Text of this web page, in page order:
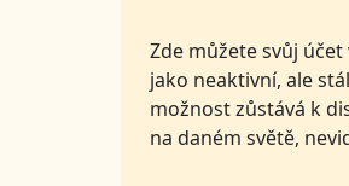
Zde můžete svůj
jako neaktivní, ale
možnost zůstává k
na daném světě,